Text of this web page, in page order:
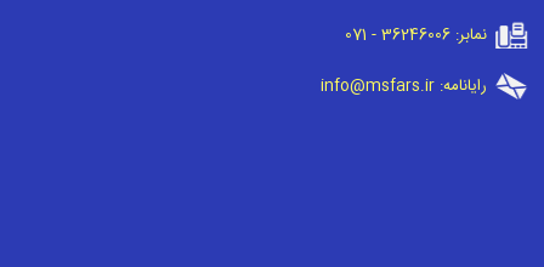
نمابر:071 - 36246006
رایانامه:info@msfars.ir